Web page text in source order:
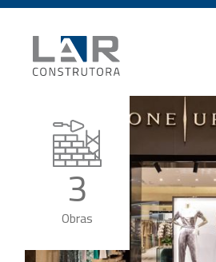
3
Obras